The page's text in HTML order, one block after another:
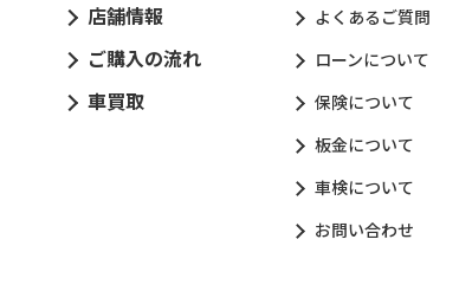
店舗情報
ご購入の流れ
車買取
よくあるご質問
ローンについて
保険について
板金について
車検について
お問い合わせ